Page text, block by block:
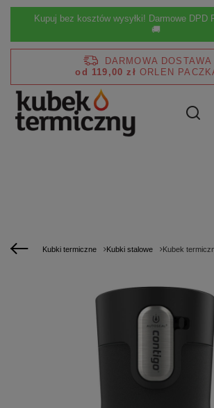
Kupuj bez kosztów wysyłki! Darmowe DPD
🚚
DARMOWA DOSTAWA
od 119,00 zł
Kubki termiczne Kubki stalowe Kubek